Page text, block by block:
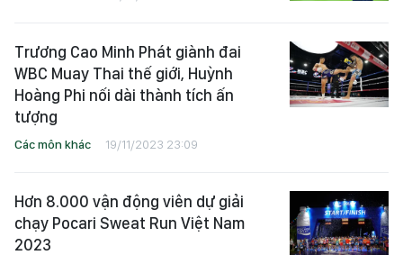
Trương Cao Minh Phát giành đai
WBC Muay Thai thế giới, Huỳnh
Hoàng Phi nối dài thành tích ấn
tượng
Các môn khác 19/11/2023 23:09
Hơn 8.000 vận động viên dự giải
chạy Pocari Sweat Run Việt Nam
2023